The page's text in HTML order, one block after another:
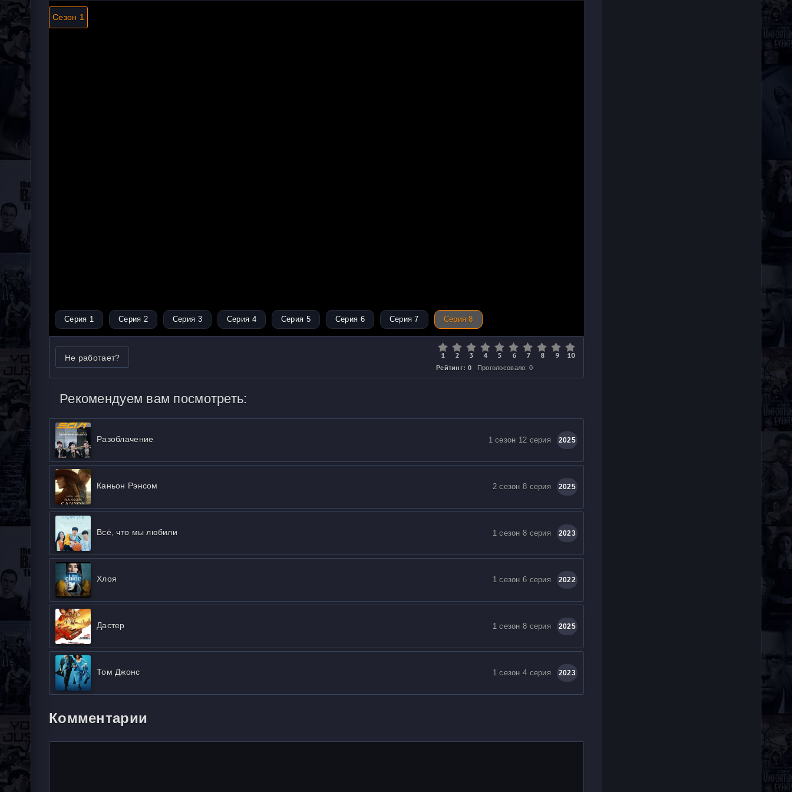
Сезон 1
Серия 1 Серия 2 Серия 3 Серия 4 Серия 5 Серия 6 Серия 7 Серия 8
Не работает?
Рейтинг: 0 Проголосовало: 0
Рекомендуем вам посмотреть:
Разоблачение 1 сезон 12 серия 2025
Каньон Рэнсом 2 сезон 8 серия 2025
Всё, что мы любили 1 сезон 8 серия 2023
Хлоя 1 сезон 6 серия 2022
Дастер 1 сезон 8 серия 2025
Том Джонс 1 сезон 4 серия 2023
Комментарии